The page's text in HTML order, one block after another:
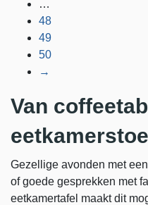
…
48
49
50
→
Van
Gezellige avonden met
of goede gesprekken met
eetkamertafel maakt dit